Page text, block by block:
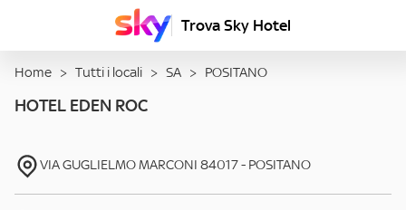
Trova Sky Hotel
Home > Tutti i locali > SA > POSITANO
HOTEL EDEN ROC
VIA GUGLIELMO MARCONI 84017- POSITANO